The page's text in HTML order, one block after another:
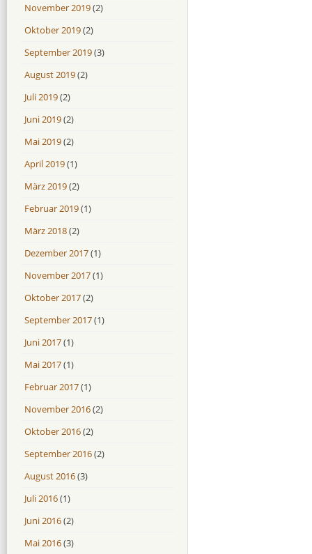
November 2019(2)
Oktober 2019(2)
September 2019(3)
August 2019(2)
Juli 2019(2)
Juni 2019(2)
Mai 2019(2)
April 2019(1)
März 2019(2)
Februar 2019(1)
März 2018(2)
Dezember 2017(1)
November 2017(1)
Oktober 2017(2)
September 2017(1)
Juni 2017(1)
Mai 2017(1)
Februar 2017(1)
November 2016(2)
Oktober 2016(2)
September 2016(2)
August 2016(3)
Juli 2016(1)
Juni 2016(2)
Mai 2016(3)